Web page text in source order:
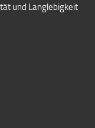
und Langlebigkeit